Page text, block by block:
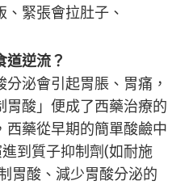
緊張會拉肚子、
道逆流？
泌會引起胃脹、胃痛，
胃酸」便成了西藥治療的
西藥從早期的簡單酸鹼中
到質子抑制劑(如耐施
胃酸、減少胃酸分泌的